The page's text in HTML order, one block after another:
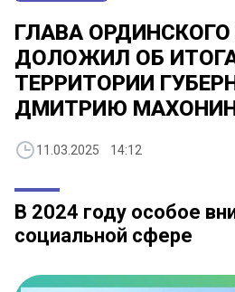
ГЛАВА ОРДИНСКОГО
ДОЛОЖИЛ ОБ
ТЕРРИТОРИИ
ДМИТРИЮ
11.03.2025 14:12
В 2024 году особое
социальной сфере